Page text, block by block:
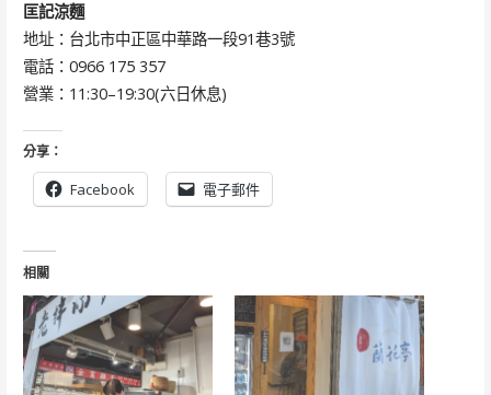
匡記涼麵
地址：台北市中正區中華路一段91巷3號
電話：0966 175 357
營業：11:30–19:30(六日休息)
分享：
Facebook 電子郵件
相關